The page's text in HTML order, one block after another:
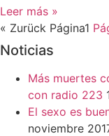
Leer más »
« Zurück Página1
Noticias
Más muertes
con radio 223
El sexo es
noviembre